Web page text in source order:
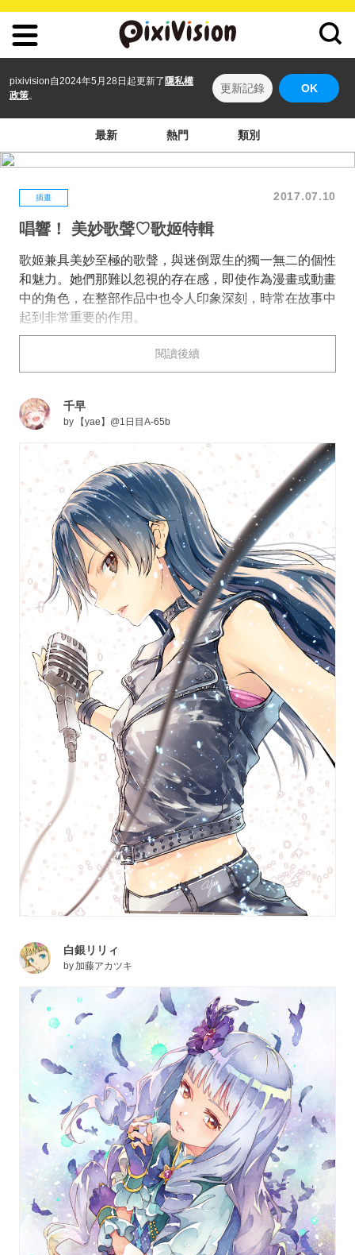
pixivision自2024年5月28日起更新了 隱私權
政策。
更新記錄 OK
最新 熱門 類別
插畫 2017.07.10
唱響！ 美妙歌聲♡歌姬特輯
歌姬兼具美妙至極的歌聲，與迷倒眾生的獨一無二的個性
和魅力。她們那難以忽視的存在感，即使作為漫畫或動畫
中的角色，在整部作品中也令人印象深刻，時常在故事中
起到非常重要的作用。
英語中意為歌姬的詞是來自於拉丁語的“diva”，原意是“神
聖”。用“天使的歌聲”和“神之聲”等詞語來形容歌姬的唱功
和美妙的聲音真是再合適不過了。
們的插畫作品特輯。快來看看吧。
閱讀後續
千早
by 【yae】@1日目A-65b
白銀リリィ
by加藤アカツキ